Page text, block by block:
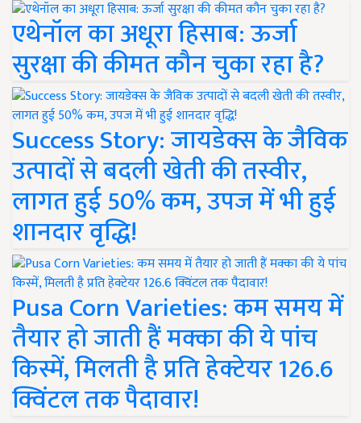
एथेनॉल का अधूरा हिसाब: ऊर्जा
सुरक्षा की कीमत कौन चुका रहा है?
Success Story: जायडेक्स के जैविक
उत्पादों से बदली खेती की तस्वीर,
लागत हुई 50% कम, उपज में भी हुई
शानदार वृद्धि!
Pusa Corn Varieties: कम समय में
तैयार हो जाती हैं मक्का की ये पांच
किस्में, मिलती है प्रति हेक्टेयर 126.6
क्विंटल तक पैदावार!